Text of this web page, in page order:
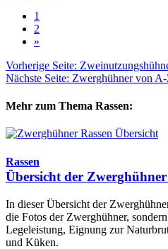
1
2
»
Vorherige Seite:
Nächste Seite: Zwerghühner von
Mehr zum Thema Rassen:
Rassen
Übersicht der Zwerghühner
In dieser Übersicht der
die Fotos der Zwerghühner,
Legeleistung, Eignung zur
und Küken.